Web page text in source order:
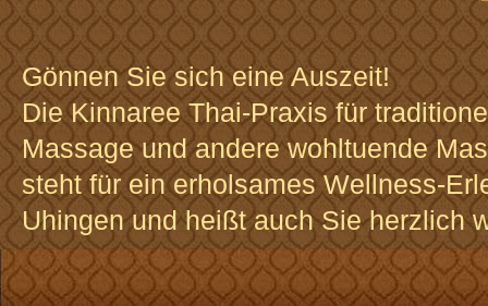
Gönnen Sie sich eine Auszeit!
Die Kinnaree Thai-Praxis für
Massage und andere wohltuende
steht für ein erholsames Wellness-
Uhingen und heißt auch Sie herzlich